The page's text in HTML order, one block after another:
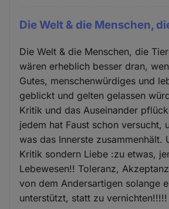
Die Welt & die Menschen,
Die Welt & die Menschen, die
wären erheblich besser dran,
Gutes, menschenwürdiges und
geblickt und gelten gelassen
Kritik und das Auseinander
jedem hat Faust schon versucht,
was das Innerste zusammenhält.
Kritik sondern Liebe :zu etwas,
Lebewesen!! Toleranz,
von dem Andersartigen solange
unterstützt, statt zu vernichten!!!!!